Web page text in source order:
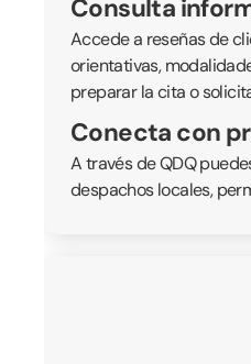
Consulta
Accede a reseñas de
orientativas,
preparar la cita o
Conecta con
A través de QDQ
despachos locales,